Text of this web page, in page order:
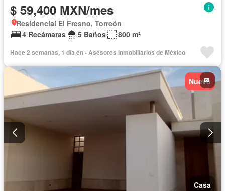
$ 59,400 MXN/mes
Residencial El Fresno, Torreón
4 Recámaras
5 Baños 800 m²
Hace 2 semanas, 1 día en - Asesores Inmobiliarios de México
Nuevo
Casa